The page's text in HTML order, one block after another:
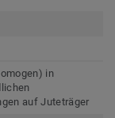
in
auf Juteträger